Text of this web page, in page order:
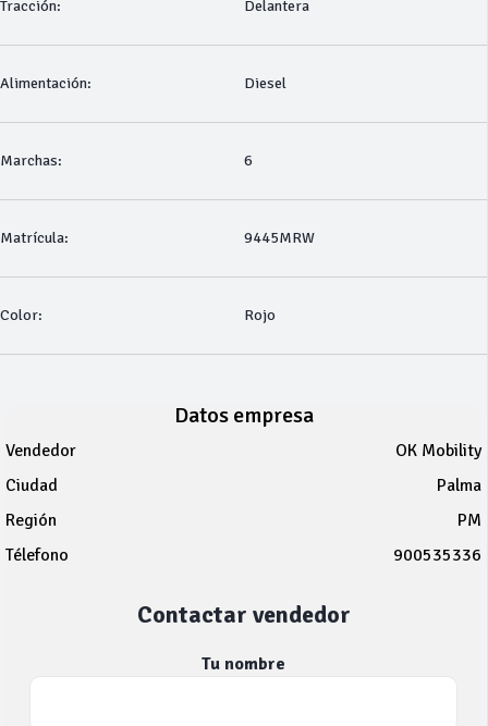
Tracción: Delantera
Alimentación: Diesel
Marchas: 6
Matrícula: 9445MRW
Color: Rojo
Datos empresa
Vendedor
OK Mobility
Ciudad
Palma
Región
PM
Télefono
900535336
Contactar vendedor
Tu nombre